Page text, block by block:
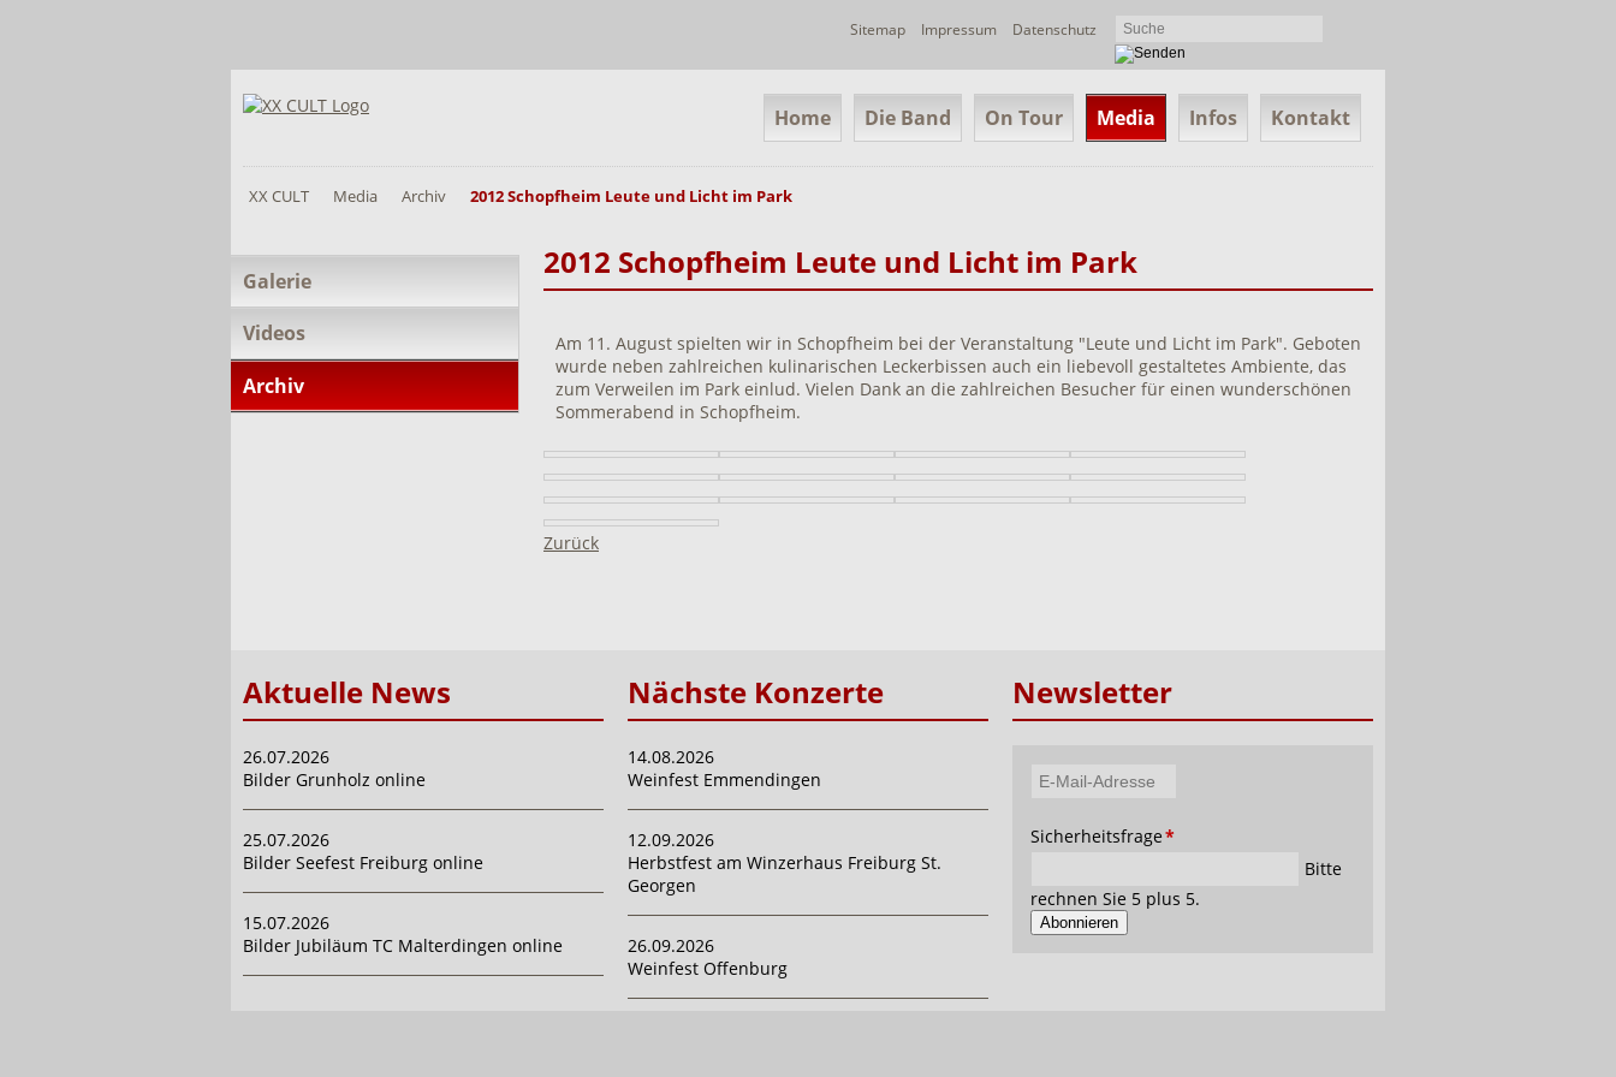
Navigation
Sitemap Impressum Datenschutz
überspringen
Home Die Band On Tour Media Infos Kontakt
XX CULT Media Archiv 2012 Schopfheim Leute und Licht im Park
2012 Schopfheim Leute und Licht im Park
Am 11. August spielten wir in Schopfheim bei der Veranstaltung "Leute und Licht im Park". Geboten
wurde neben zahlreichen kulinarischen Leckerbissen auch ein liebevoll gestaltetes Ambiente, das
zum Verweilen im Park einlud. Vielen Dank an die zahlreichen Besucher für einen wunderschönen
Sommerabend in Schopfheim.
Zurück
Navigation
überspringen
Galerie
Videos
Archiv
Aktuelle News
26.07.2026
Bilder Grunholz online
25.07.2026
Bilder Seefest Freiburg online
15.07.2026
Bilder Jubiläum TC Malterdingen online
Nächste Konzerte
14.08.2026
Weinfest Emmendingen
12.09.2026
Herbstfest am Winzerhaus Freiburg St.
Georgen
26.09.2026
Weinfest Offenburg
Newsletter
Adresse
Pflichtfeld
Sicherheitsfrage*
Bitte
rechnen Sie 5 plus 5.
Abonnieren